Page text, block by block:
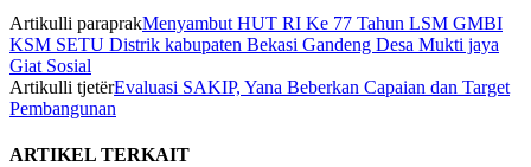
Artikulli paraprakMenyambut HUT RI Ke 77 Tahun LSM GMBI
KSM SETU Distrik kabupaten Bekasi Gandeng Desa Mukti jaya
Giat Sosial
Artikulli tjetërEvaluasi SAKIP, Yana Beberkan Capaian dan Target
Pembangunan
ARTIKEL TERKAIT